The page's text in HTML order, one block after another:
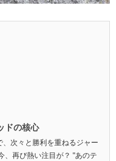
ドの核心
次々と勝利を重ねるジャー
、再び熱い注目が？ "あのテ